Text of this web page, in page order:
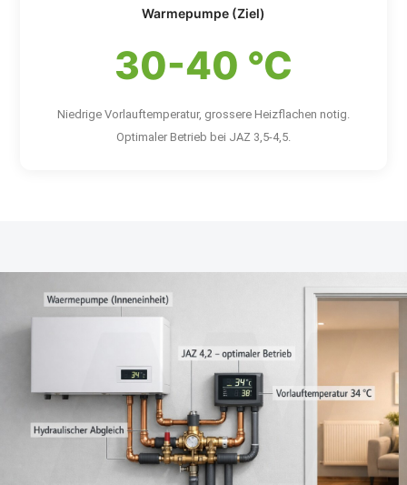
Warmepumpe (Ziel)
30-40 °C
Niedrige Vorlauftemperatur, grossere Heizflachen notig.
Optimaler Betrieb bei JAZ 3,5-4,5.